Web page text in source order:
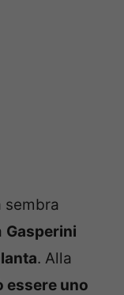
sembra
Gasperini
. Alla
essere uno